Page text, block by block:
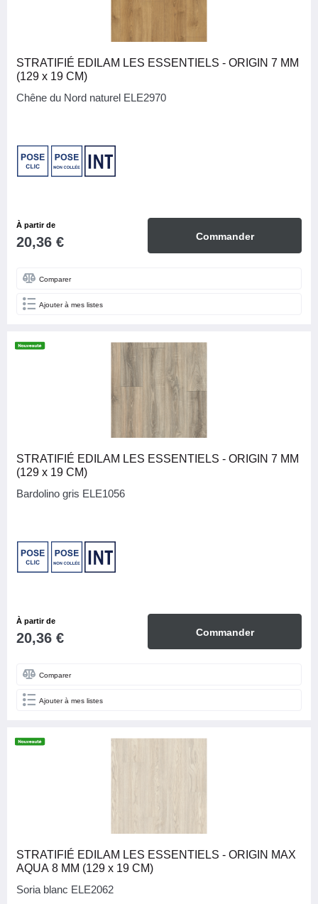
STRATIFIÉ EDILAM LES ESSENTIELS - ORIGIN 7 MM
(129 x 19 CM)
Chêne du Nord naturel ELE2970
À partir de
20,36 € Commander
Comparer
Ajouter à mes listes
STRATIFIÉ EDILAM LES ESSENTIELS - ORIGIN 7 MM
(129 x 19 CM)
Bardolino gris ELE1056
À partir de
20,36 € Commander
Comparer
Ajouter à mes listes
STRATIFIÉ EDILAM LES ESSENTIELS - ORIGIN MAX
AQUA 8 MM (129 x 19 CM)
Soria blanc ELE2062